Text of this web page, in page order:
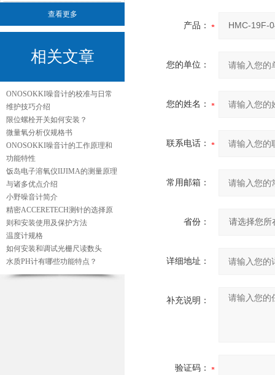
查看更多
相关文章
ONOSOKKI噪音计的校准与日常
维护技巧介绍
限位螺栓开关如何安装？
微量氧分析仪规格书
ONOSOKKI噪音计的工作原理和
功能特性
饭岛电子溶氧仪IIJIMA的测量原理
与诸多优点介绍
小野噪音计简介
精密ACCERETECH测针的选择原
则和安装使用及保护方法
温度计规格
如何安装和调试光栅尺读数头
水质PH计有哪些功能特点？
产品：
您的单位：
您的姓名：
联系电话：
常用邮箱：
省份：
详细地址：
补充说明：
验证码：